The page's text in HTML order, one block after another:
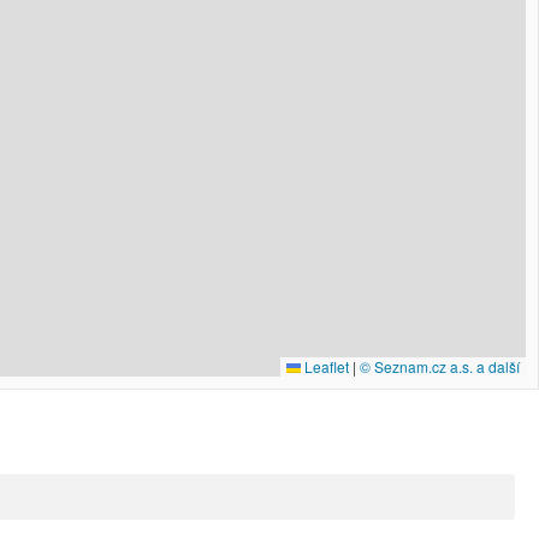
Leaflet | © Seznam.cz a.s. a další